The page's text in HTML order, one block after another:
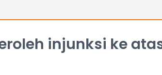
injunksi ke